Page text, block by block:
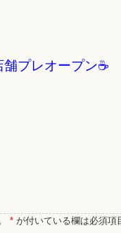
プレオープン☕️
* が付いている欄は必須項